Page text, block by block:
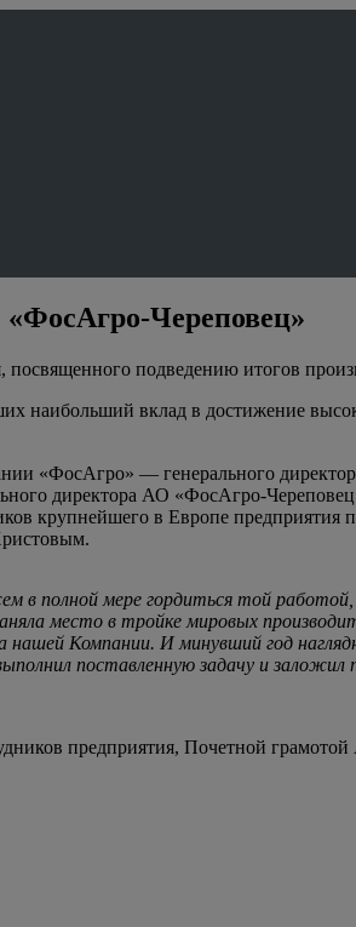
Череповец»
подведению итогов
наибольший вклад в достижение
«ФосАгро» — генерального
директора АО «ФосАгро-
крупнейшего в Европе
полной мере гордиться той
место в тройке мировых
Компании. И минувший год
поставленную задачу и
предприятия, Почетной